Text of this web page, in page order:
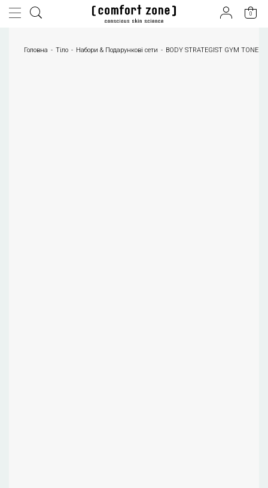
0
Головна Тіло Набори & Подарункові сети BODY STRATEGIST GYM